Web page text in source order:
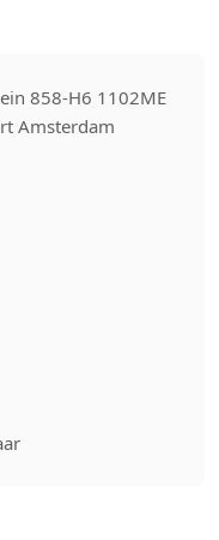
858-H6 1102ME
Amsterdam